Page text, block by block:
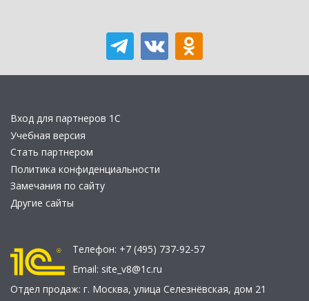
Вход для партнеров 1С
Учебная версия
Стать партнером
Политика конфиденциальности
Замечания по сайту
Другие сайты
Телефон: +7 (495) 737-92-57
Email: site_v8@1c.ru
Отдел продаж: г. Москва, улица Селезнёвская, дом 21